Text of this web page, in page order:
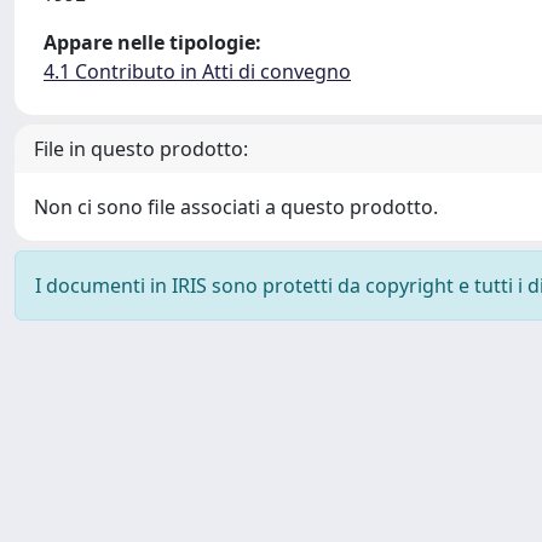
Appare nelle tipologie:
4.1 Contributo in Atti di convegno
File in questo prodotto:
Non ci sono file associati a questo prodotto.
I documenti in IRIS sono protetti da copyright e tutti i